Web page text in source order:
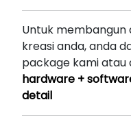
Untuk
kreasi anda, anda
package kami
hardware +
detail